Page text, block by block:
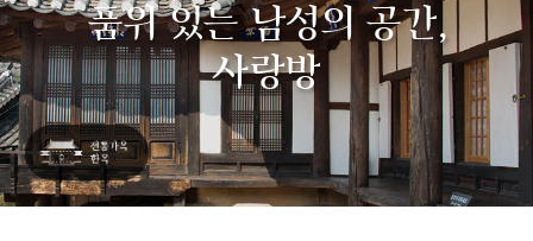
품위 있는 남성의 공간,
사랑방